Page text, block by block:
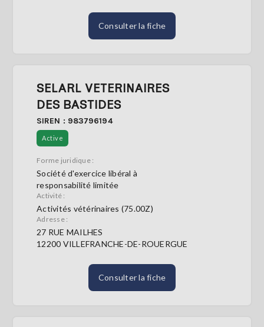
Consulter la fiche
SELARL VETERINAIRES
DES BASTIDES
SIREN : 983796194
Active
Forme juridique :
Société d'exercice libéral à
responsabilité limitée
Activité :
Activités vétérinaires (75.00Z)
Adresse :
27 RUE MAILHES
12200 VILLEFRANCHE-DE-ROUERGUE
Consulter la fiche